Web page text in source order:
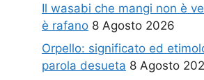
Il wasabi che mangi non è
è rafano 8 Agosto 2026
Orpello: significato ed
parola desueta 8 Agosto